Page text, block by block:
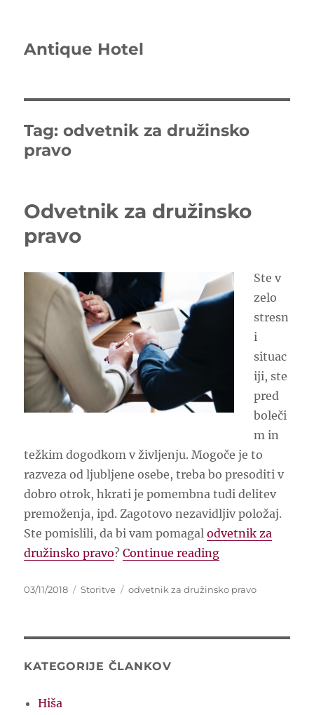
Antique Hotel
Tag:odvetnik za družinsko
pravo
Odvetnik za družinsko
pravo
Ste v
zelo
stresn
i
situac
iji, ste
pred
boleči
m in
težkim dogodkom v življenju. Mogoče je to
razveza od ljubljene osebe, treba bo presoditi v
dobro otrok, hkrati je pomembna tudi delitev
premoženja, ipd. Zagotovo nezavidljiv položaj.
Ste pomislili, da bi vam pomagalodvetnik za
družinsko pravo?Continue reading“Odvetnik za
Posted
03/11/2018 Categories
Storitve Tags
odvetnik za družinsko pravo
KATEGORIJE ČLANKOV
Hiša